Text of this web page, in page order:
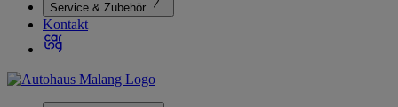
Service & Zubehör
Kontakt